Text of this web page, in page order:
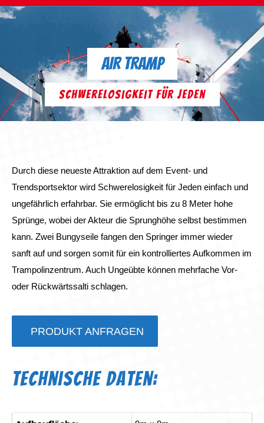
AIR TRAMP
Schwerelosigkeit für Jeden
Durch diese neueste Attraktion auf dem Event- und
Trendsportsektor wird Schwerelosigkeit für Jeden einfach und
ungefährlich erfahrbar. Sie ermöglicht bis zu 8 Meter hohe
Sprünge, wobei der Akteur die Sprunghöhe selbst bestimmen
kann. Zwei Bungyseile fangen den Springer immer wieder
sanft auf und sorgen somit für ein kontrolliertes Aufkommen im
Trampolinzentrum. Auch Ungeübte können mehrfache Vor-
oder Rückwärtssalti schlagen.
PRODUKT ANFRAGEN
Technische Daten: